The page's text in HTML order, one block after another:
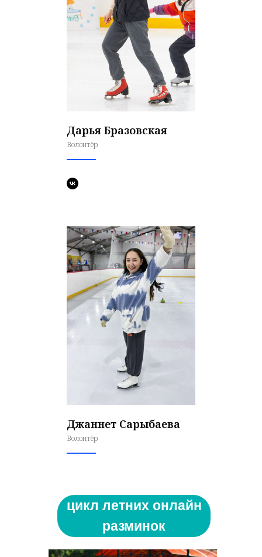
Дарья Бразовская
Волонтёр
Джаннет Сарыбаева
Волонтёр
цикл летних онлайн
разминок